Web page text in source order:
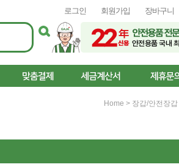
로그인 회원가입 장바구니
Home > 장갑/안전장갑